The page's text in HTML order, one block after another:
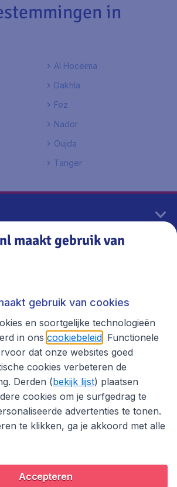
in
Al Hoceima
Dakhla
Fez
Nador
Oujda
Tanger
Privacybeleid
maakt gebruik van
gebruik van cookies
en soortgelijke technologieën
in ons cookiebeleid . Functionele
dat onze websites goed
cookies verbeteren de
Derden (bekijk lijst) plaatsen
cookies om je surfgedrag te
advertenties te tonen.
te klikken, ga je akkoord met alle
Accepteren